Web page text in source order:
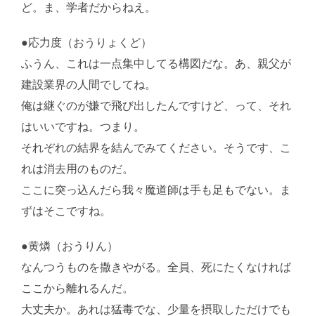
ど。ま、学者だからねえ。
●応力度（おうりょくど）
ふうん、これは一点集中してる構図だな。あ、親父が
建設業界の人間でしてね。
俺は継ぐのが嫌で飛び出したんですけど、って、それ
はいいですね。つまり。
それぞれの結界を結んでみてください。そうです、こ
れは消去用のものだ。
ここに突っ込んだら我々魔道師は手も足もでない。ま
ずはそこですね。
●黄燐（おうりん）
なんつうものを撒きやがる。全員、死にたくなければ
ここから離れるんだ。
大丈夫か。あれは猛毒でな、少量を摂取しただけでも